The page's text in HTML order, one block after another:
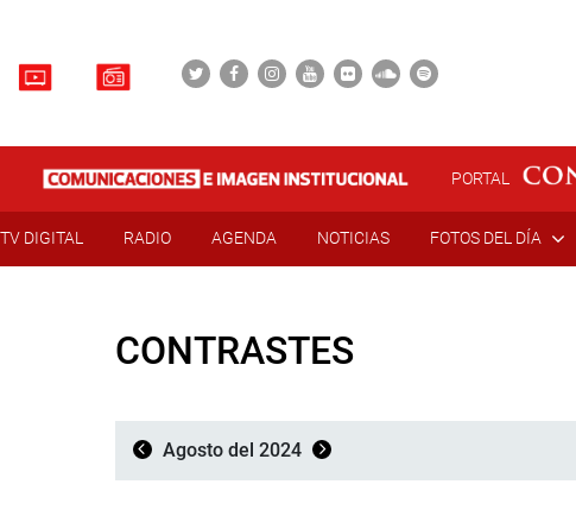
PORTAL
TV DIGITAL RADIO AGENDA NOTICIAS FOTOS DEL DÍA
CONTRASTES
Agosto del 2024